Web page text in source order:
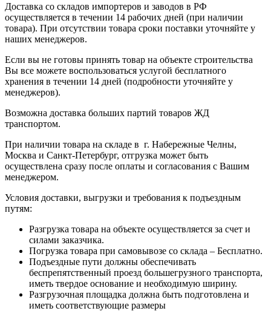
Доставка со складов импортеров и заводов в РФ
осуществляется в течении 14 рабочих дней (при наличии
товара). При отсутствии товара сроки поставки уточняйте у
наших менеджеров.
Если вы не готовы принять товар на объекте строительства
Вы все можете воспользоваться услугой бесплатного
хранения в течении 14 дней (подробности уточняйте у
менеджеров).
Возможна доставка больших партий товаров ЖД
транспортом.
При наличии товара на складе в г. Набережные Челны,
Москва и Санкт-Петербург, отгрузка может быть
осуществлена сразу после оплаты и согласования с Вашим
менеджером.
Условия доставки, выгрузки и требования к подъездным
путям:
Разгрузка товара на объекте осуществляется за счет и
силами заказчика.
Погрузка товара при самовывозе со склада – Бесплатно.
Подъездные пути должны обеспечивать
беспрепятственный проезд большегрузного транспорта,
иметь твердое основание и необходимую ширину.
Разгрузочная площадка должна быть подготовлена и
иметь соответствующие размеры